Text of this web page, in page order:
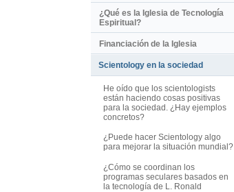
¿Qué es la Iglesia de Tecnología
Espiritual?
Financiación de la Iglesia
Scientology en la sociedad
He oído que los scientologists
están haciendo cosas positivas
para la sociedad. ¿Hay ejemplos
concretos?
¿Puede hacer Scientology algo
para mejorar la situación mundial?
¿Cómo se coordinan los
programas seculares basados en
la tecnología de L. Ronald